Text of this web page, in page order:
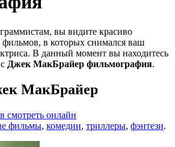
вы видите красиво
в которых снимался ваш
В данный момент вы находитесь
Джек МакБрайер фильмография.
МакБрайер
смотреть онлайн
фильмы, комедии, триллеры, фэнтези.